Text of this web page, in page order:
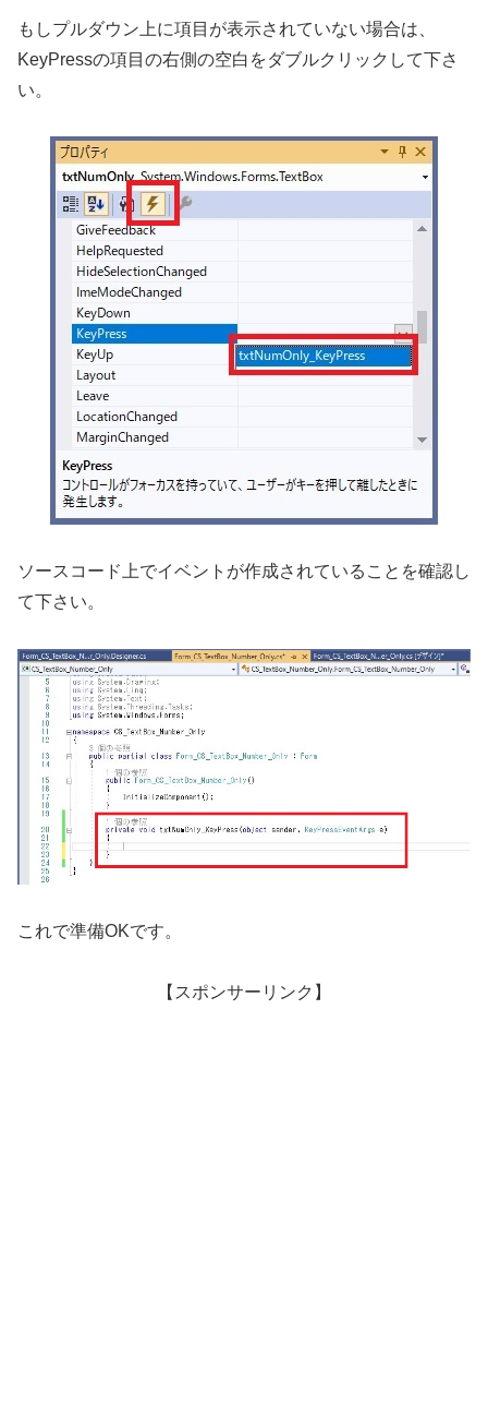
もしプルダウン上に項目が表示されていない場合は、
KeyPressの項目の右側の空白をダブルクリックして下さ
い。
ソースコード上でイベントが作成されていることを確認し
て下さい。
これで準備OKです。
【スポンサーリンク】